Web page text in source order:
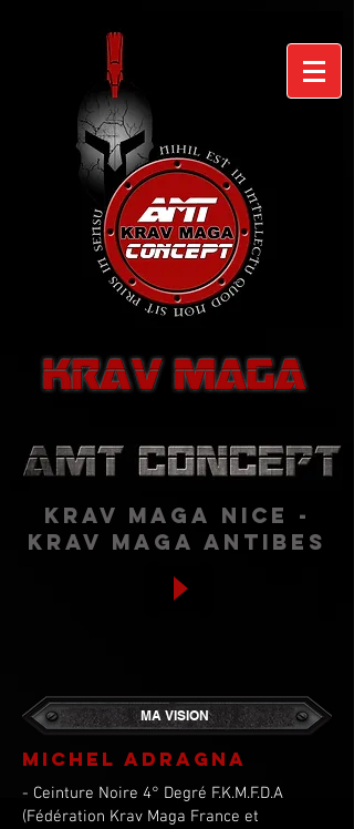
krav maga nice -
krav maga antibes
MA VISION
MICHEL ADRAGNA
- Ceinture Noire 4° Degré F.K.M.F.D.A
(Fédération Krav Maga France et